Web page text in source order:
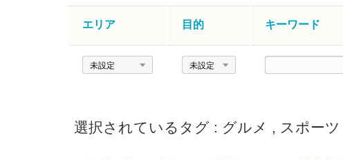
エリア 目的 キーワード
エ
目
ド
選択されているタグ : グルメ , スポーツ